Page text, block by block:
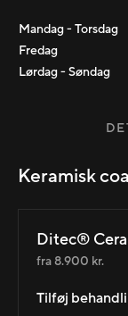
Mandag - Torsdag
Fredag
Lørdag - Søndag
Keramisk
Ditec®
fra 8.900 kr.
Tilføj